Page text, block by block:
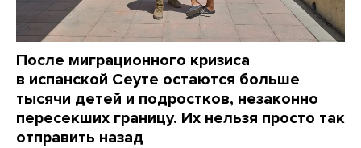
После миграционного кризиса
в испанской Сеуте остаются больше
тысячи детей и подростков, незаконно
пересекших границу. Их нельзя просто так
отправить назад